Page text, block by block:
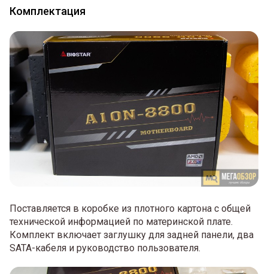
Комплектация
Поставляется в коробке из плотного картона с общей
технической информацией по материнской плате.
Комплект включает заглушку для задней панели, два
SATA-кабеля и руководство пользователя.